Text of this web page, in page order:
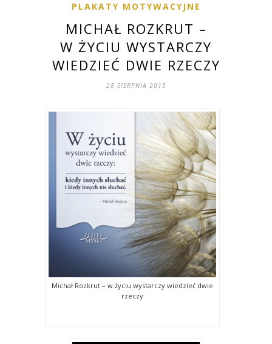
PLAKATY MOTYWACYJNE
MICHAŁ ROZKRUT –
W ŻYCIU WYSTARCZY
WIEDZIEĆ DWIE RZECZY
28 SIERPNIA 2015
Michał Rozkrut – w życiu wystarczy wiedzieć dwie
rzeczy